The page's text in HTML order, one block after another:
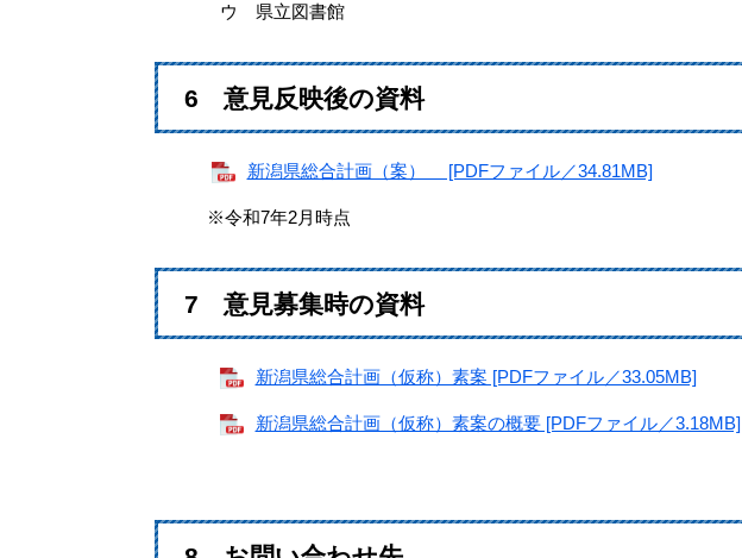
ウ 県立図書館
6 意見反映後の資料
新潟県総合計画（案） [PDFファイル／34.81MB]
※令和7年2月時点
7 意見募集時の資料
新潟県総合計画（仮称）素案 [PDFファイル／33.05MB]
新潟県総合計画（仮称）素案の概要 [PDFファイル／3.18MB]